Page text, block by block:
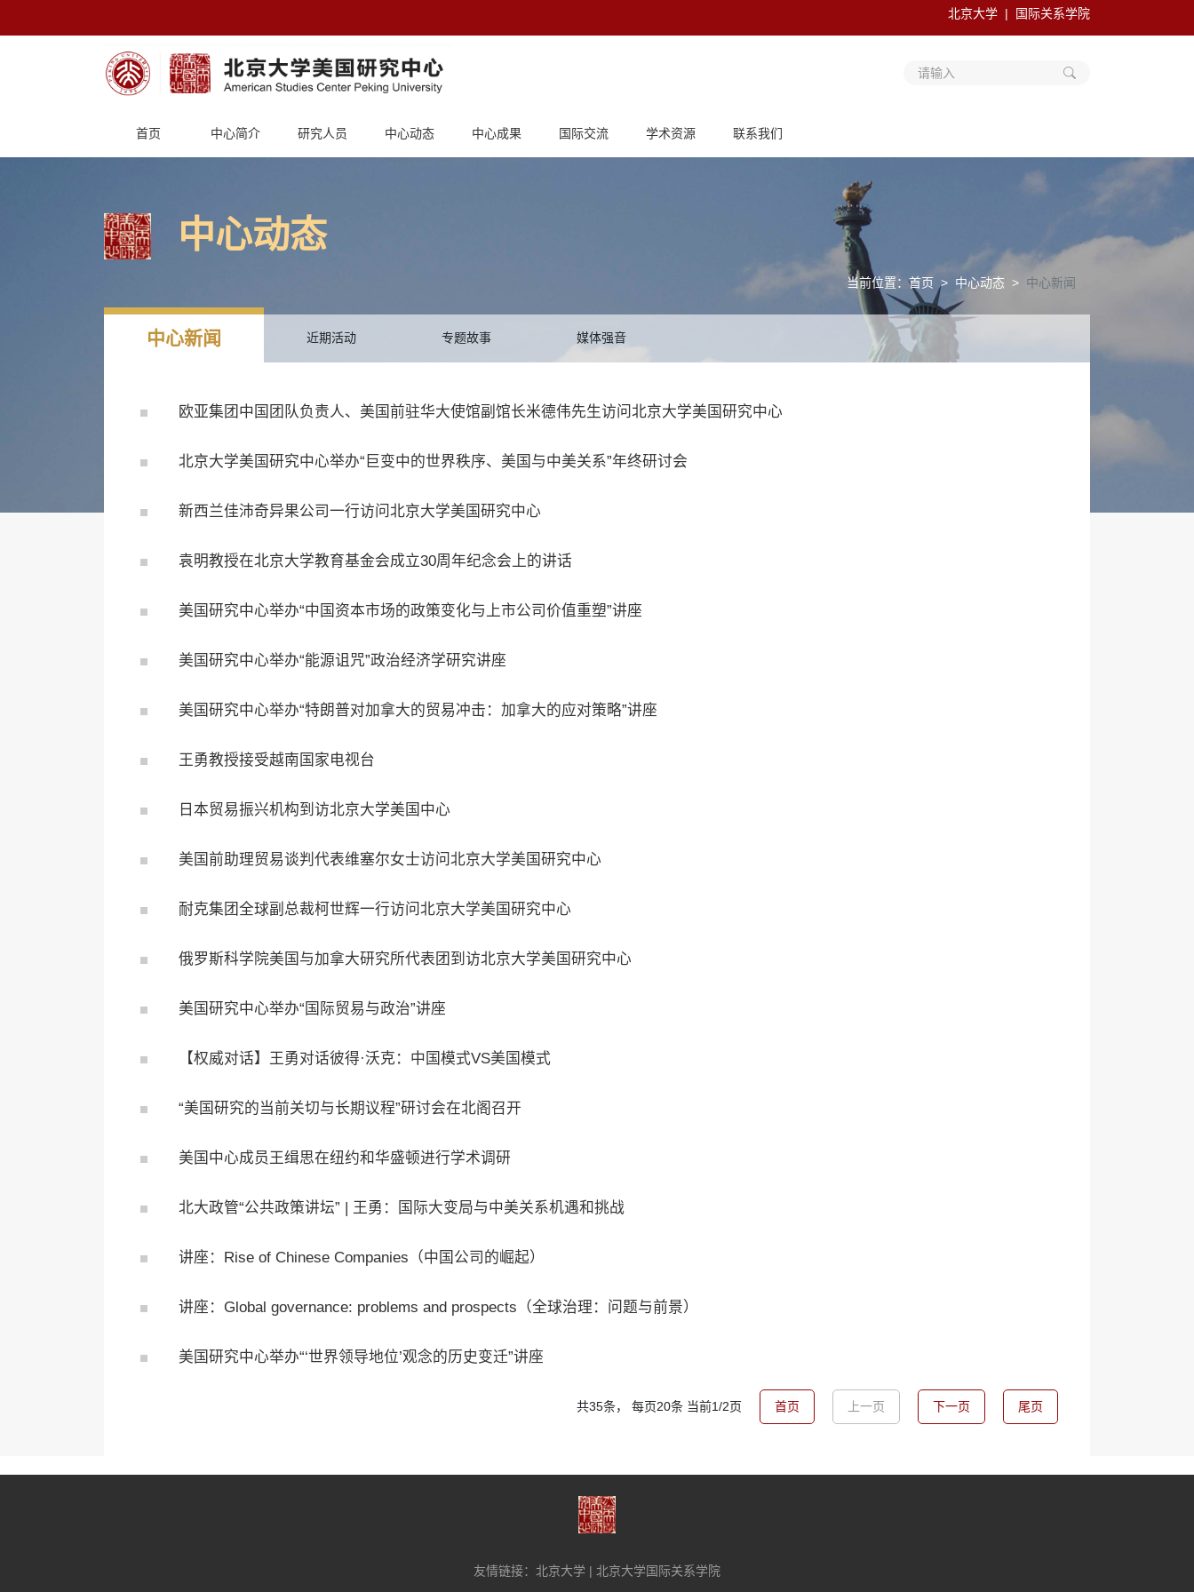
北京大学 国际关系学院
请输入
首页 中心简介 研究人员 中心动态 中心成果 国际交流 学术资源 联系我们
中心动态
当前位置：首页 中心动态 中心新闻
中心新闻 近期活动 专题故事 媒体强音
欧亚集团中国团队负责人、美国前驻华大使馆副馆长米德伟先生访问北京大学美国研究中心
北京大学美国研究中心举办“巨变中的世界秩序、美国与中美关系”年终研讨会
新西兰佳沛奇异果公司一行访问北京大学美国研究中心
袁明教授在北京大学教育基金会成立30周年纪念会上的讲话
美国研究中心举办“中国资本市场的政策变化与上市公司价值重塑”讲座
美国研究中心举办“能源诅咒”政治经济学研究讲座
美国研究中心举办“特朗普对加拿大的贸易冲击：加拿大的应对策略”讲座
王勇教授接受越南国家电视台
日本贸易振兴机构到访北京大学美国中心
美国前助理贸易谈判代表维塞尔女士访问北京大学美国研究中心
耐克集团全球副总裁柯世辉一行访问北京大学美国研究中心
俄罗斯科学院美国与加拿大研究所代表团到访北京大学美国研究中心
美国研究中心举办“国际贸易与政治”讲座
【权威对话】王勇对话彼得·沃克：中国模式VS美国模式
“美国研究的当前关切与长期议程”研讨会在北阁召开
美国中心成员王缉思在纽约和华盛顿进行学术调研
北大政管“公共政策讲坛” | 王勇：国际大变局与中美关系机遇和挑战
讲座：Rise of Chinese Companies（中国公司的崛起）
讲座：Global governance: problems and prospects（全球治理：问题与前景）
美国研究中心举办“‘世界领导地位’观念的历史变迁”讲座
共35条， 每页20条 当前1/2页 首页 上一页 下一页 尾页
友情链接： 北京大学 | 北京大学国际关系学院